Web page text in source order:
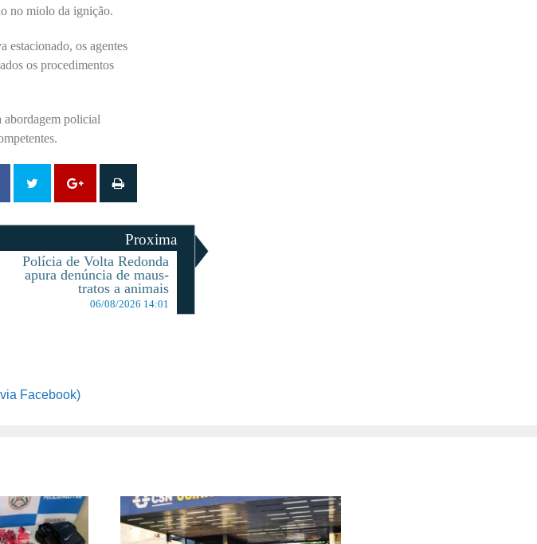
no miolo da ignição.
estacionado, os agentes
os procedimentos
abordagem policial
Proxima
Polícia de Volta Redonda
apura denúncia de maus-
tratos a animais
06/08/2026 14:01
Facebook)